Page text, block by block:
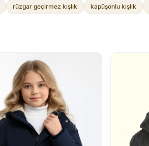
rüzgar geçirmez kışlık kapüşonlu kışlık